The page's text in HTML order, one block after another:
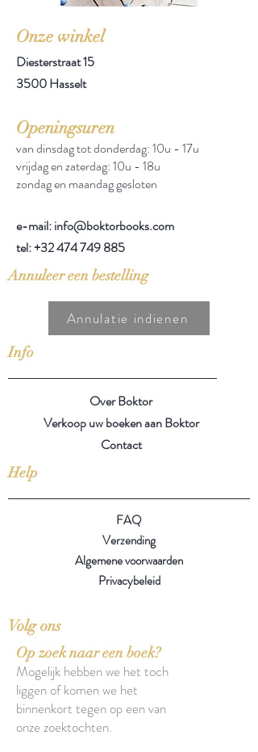
Onze winkel
Diesterstraat 15
3500 Hasselt
Openingsuren
van dinsdag tot donderdag: 10u - 17u
vrijdag en zaterdag: 10u - 18u
zondag en maandag gesloten
e-mail: info@boktorbooks.com
tel:+32 474 749 885
Annuleer een bestelling
Annulatie indienen
Info
Over Boktor
Verkoop uw boeken aan Boktor
Contact
Help
FAQ
Verzending
Algemene voorwaarden
Privacybeleid
Volg ons
Op zoek naar een boek?
Mogelijk hebben we het toch
liggen of komen we het
binnenkort tegen op een van
onze zoektochten.